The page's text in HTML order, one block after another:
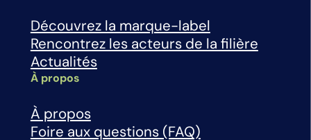
Découvrez la marque-label
Rencontrez les acteurs de la filière
Actualités
À propos
À propos
Foire aux questions (FAQ)